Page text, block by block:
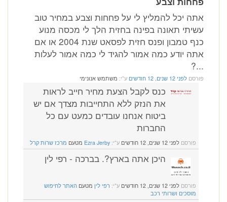
אתה יכל להמליץ לי על פחחות וצבע במחיר טוב
עשיתי תאונה בפינה בחזית הלך לי מכסה מנוע
כנף טמבון ופנס חזית לפסאט שנת 2004 או אם
אתה יודע כמה אמור להגיד לי כמה אמור לעלות
...?
פורסם לפני 12 שנים, 12 חודשים ע"י: משתמש אנונימי
כנס לקבל הצעת מחיר חייב לראות
את הנזק ללא התחייבות מצדך אם יש
ביטוח אנחנו עובדים כמעט עם כל
החברות
פורסם לפני 12 שנים, 12 חודשים ע"י: Ezra Jerby מטעם מרכז שרות קרל
היכן אתה בארץ?. בברכה - רפי לין
פורסם לפני 12 שנים, 12 חודשים ע"י: רפי לין מטעם האתר לחיפוש
מוסכים ושרותי רכב